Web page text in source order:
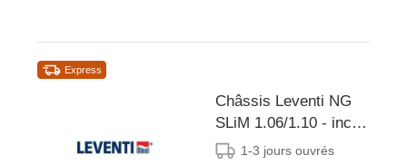
Express
Châssis Leventi NG
SLiM 1.06/1.10 - incl.
conducteurs
1-3 jours ouvrés